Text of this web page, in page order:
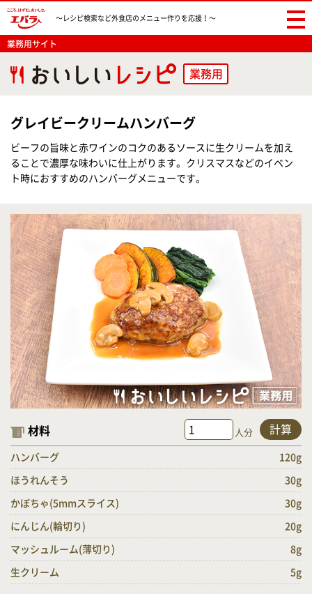
〜レシピ検索など外食店のメニュー作りを応援！〜
業務用サイト
業務用
グレイビークリームハンバーグ
ビーフの旨味と赤ワインのコクのあるソースに生クリームを加え
ることで濃厚な味わいに仕上がります。クリスマスなどのイベン
ト時におすすめのハンバーグメニューです。
材料 人分 計算
ハンバーグ 120g
ほうれんそう 30g
かぼちゃ(5mmスライス) 30g
にんじん(輪切り) 20g
マッシュルーム(薄切り) 8g
生クリーム 5g